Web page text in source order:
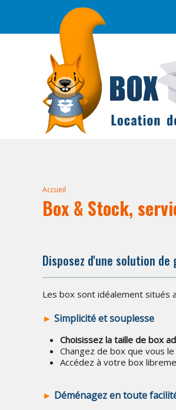
Accueil
Box & Stock,
Disposez d'une solution
Les box sont idéalement situés
► Simplicité et souplesse
Choisissez la taille de box
Changez de box que vous
Accédez à votre box
► Déménagez en toute